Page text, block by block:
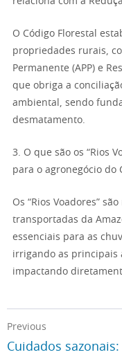
O Código Florestal
propriedades rurais,
Permanente (APP) e
que obriga a
ambiental, sendo
desmatamento.
3. O que são os “Rios
para o agronegócio do
Os “Rios Voadores”
transportadas da
essenciais para as
irrigando as principais
impactando
Previous
Cuidados sazonais: